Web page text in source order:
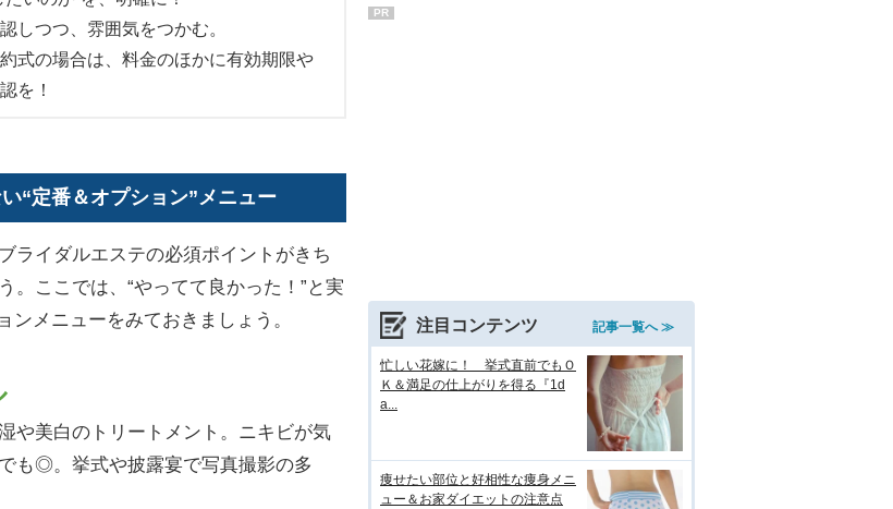
しつつ、雰囲気をつかむ。
式の場合は、料金のほかに有効期限や
を！
“定番＆オプション”メニュー
イダルエステの必須ポイントがきち
。ここでは、“やってて良かった！”と実
ンメニューをみておきましょう。
や美白のトリートメント。ニキビが気
も◎。挙式や披露宴で写真撮影の多
PR
注目コンテンツ 記事一覧へ ≫
忙しい花嫁に！ 挙式直前でもＯ
Ｋ＆満足の仕上がりを得る『1d
a...
痩せたい部位と好相性な痩身メニ
ュー＆お家ダイエットの注意点